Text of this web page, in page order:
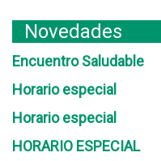
Novedades
Encuentro Saludable
Horario especial
Horario especial
HORARIO ESPECIAL